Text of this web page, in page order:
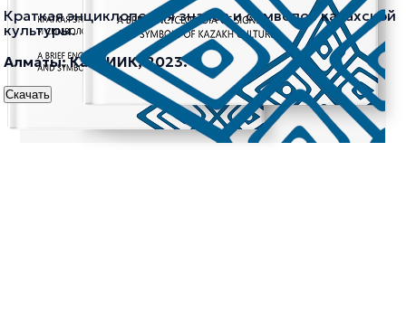
Краткая энциклопедия знаков и символов казахской
культуры.
Алматы: КазНИИК, 2023.
Скачать